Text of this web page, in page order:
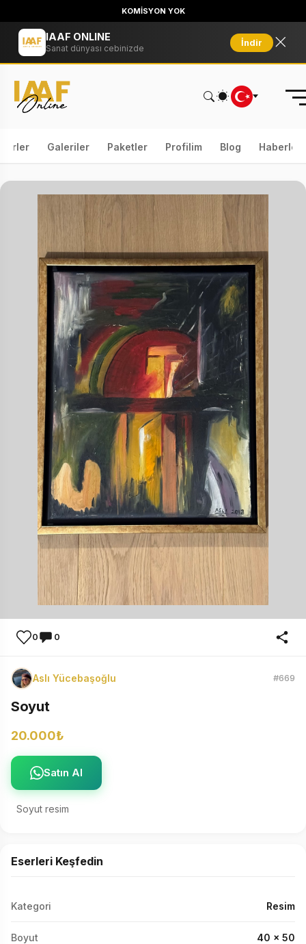
KOMİSYON YOK
IAAF ONLINE
Sanat dünyası cebinizde
İndir
Galeriler Paketler Profilim Blog Haberler
0 0
Aslı Yücebaşoğlu #669
Soyut
20.000₺
Satın Al
Soyut resim
Eserleri Keşfedin
Kategori Resim
Boyut 40 x 50